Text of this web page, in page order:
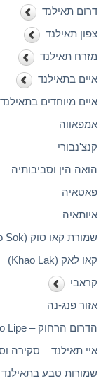
דרום תאילנד
צפון תאילנד
מזרח תאילנד
איים בתאילנד
איים מיוחדים בתאילנד
אמפאווה
קנצ'נבורי
הואה הין וסביבותיה
פאטאיה
איותאיה
שמורת קאו סוק (Khao Sok) ואגם Cheow Lan
קאו לאק (Khao Lak)
קראבי
אזור פנג-נה
הדרום הרחוק – Ko Lipe ועוד
איי תאילנד – סקירה
שמורות טבע בתאילנד